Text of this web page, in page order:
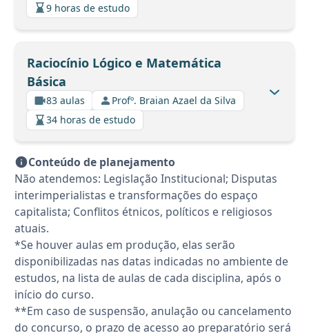
9 horas de estudo
Raciocínio Lógico e Matemática
Básica
83 aulas
Profº. Braian Azael da Silva
34 horas de estudo
Conteúdo de planejamento
Não atendemos: Legislação Institucional; Disputas
interimperialistas e transformações do espaço
capitalista; Conflitos étnicos, políticos e religiosos
atuais.
*Se houver aulas em produção, elas serão
disponibilizadas nas datas indicadas no ambiente de
estudos, na lista de aulas de cada disciplina, após o
início do curso.
**Em caso de suspensão, anulação ou cancelamento
do concurso, o prazo de acesso ao preparatório será